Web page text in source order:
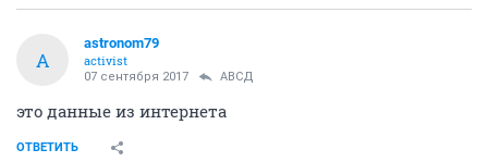
A
astronom79
activist
07 сентября 2017 АВСД
это данные из интернета
ОТВЕТИТЬ